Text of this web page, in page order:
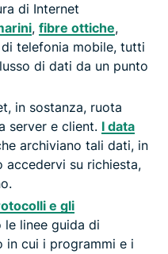
di Internet
, fibre ottiche,
telefonia mobile, tutti
di dati da un punto
in sostanza, ruota
server e client. I data
archiviano tali dati, in
accedervi su richiesta,
e gli
le linee guida di
in cui i programmi e i